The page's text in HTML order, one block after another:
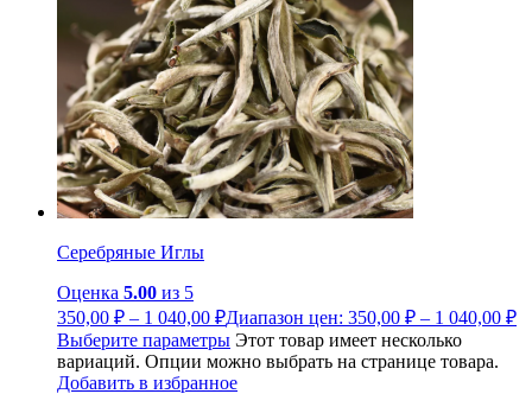
Серебряные Иглы
Оценка 5.00 из 5
350,00 ₽ – 1 040,00 ₽Диапазон цен: 350,00 ₽ – 1 040,00 ₽
Выберите параметры Этот товар имеет несколько
вариаций. Опции можно выбрать на странице товара.
Добавить в избранное